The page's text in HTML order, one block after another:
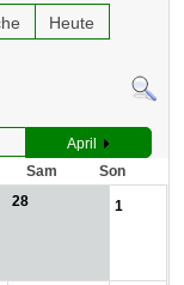
Heute
April
Sam
Son
28 1